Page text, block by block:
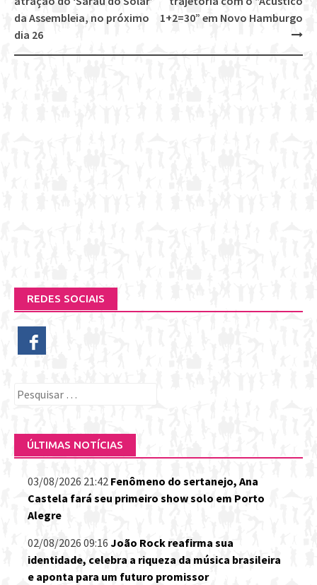
navigation
1+2=30” em Novo Hamburgo
da Assembleia, no próximo
dia 26
REDES SOCIAIS
Pesquisar
ÚLTIMAS NOTÍCIAS
03/08/2026 21:42 Fenômeno do sertanejo, Ana
Castela fará seu primeiro show solo em Porto
Alegre
02/08/2026 09:16 João Rock reafirma sua
identidade, celebra a riqueza da música brasileira
e aponta para um futuro promissor